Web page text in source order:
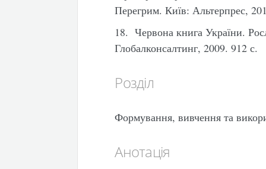
Перегрим. Київ: Альтерпрес,
18. Червона книга України.
Глобалконсалтинг, 2009. 912 с.
Розділ
Формування, вивчення та
Анотація